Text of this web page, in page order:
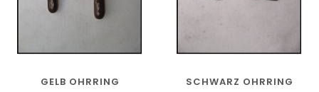
GELB OHRRING SCHWARZ OHRRING